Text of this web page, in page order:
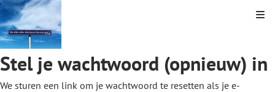
Stel je wachtwoord (opnieuw) in
We sturen een link om je wachtwoord te resetten als je e-